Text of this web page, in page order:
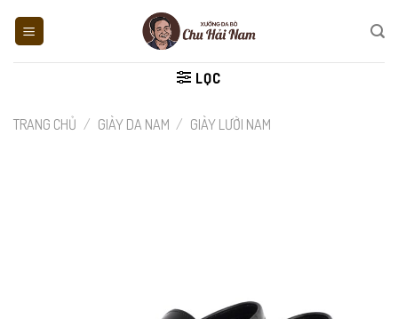
LỌC
TRANG CHỦ / GIÀY DA NAM / GIÀY LƯỜI NAM